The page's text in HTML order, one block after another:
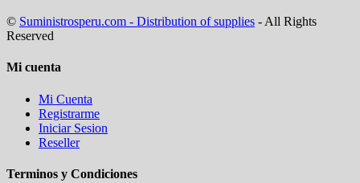
© Suministrosperu.com - Distribution of supplies - All Rights
Reserved
Mi cuenta
Mi Cuenta
Registrarme
Iniciar Sesion
Reseller
Terminos y Condiciones